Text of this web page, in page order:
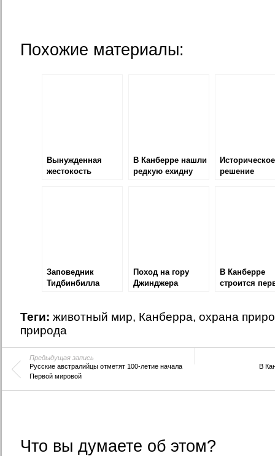
Похожие материалы:
Вынужденная
жестокость
В Канберре нашли
редкую ехидну
Историческое
решение
Заповедник
Тидбинбилла
Поход на гору
Джинджера
В Канберре
строится
энергии
Теги: животный мир, Канберра, охрана
природа
Предыдущая запись
Русские австралийцы отметят 100-летие начала
Первой мировой
В
Что вы думаете об этом?